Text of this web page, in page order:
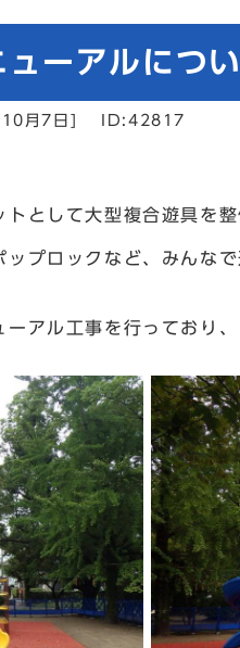
ーアルにつ
月7日] ID:42817
として大型複合遊具を整
プロックなど、みんな
アル工事を行っており